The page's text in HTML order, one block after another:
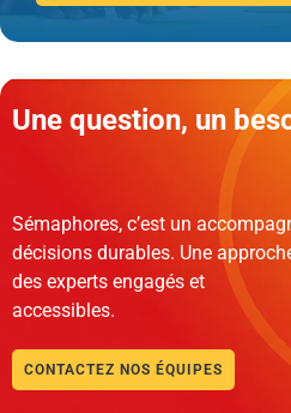
Une question, un
Sémaphores, c’est un
décisions durables. Une
des experts engagés et
accessibles.
CONTACTEZ NOS ÉQUIPES